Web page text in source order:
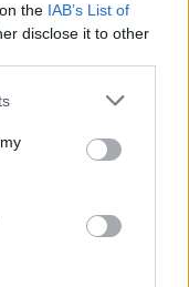
the IAB’s List of
disclose it to other
or more Google
You may click to
third-party tags to
in below Google
του 16ου Τακτικού
Expo
/ EUROKINISSI)